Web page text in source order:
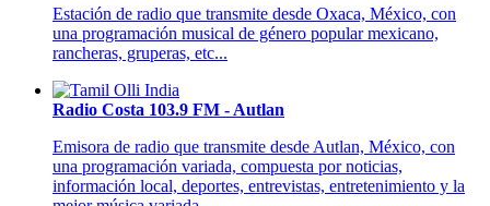
Estación de radio que transmite desde Oxaca, México, con
una programación musical de género popular mexicano,
rancheras, gruperas, etc...
Radio Costa 103.9 FM - Autlan
Emisora de radio que transmite desde Autlan, México, con
una programación variada, compuesta por noticias,
información local, deportes, entrevistas, entretenimiento y la